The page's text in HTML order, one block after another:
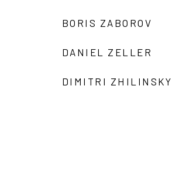
BORIS ZABOROV
DANIEL ZELLER
DIMITRI ZHILINSKY